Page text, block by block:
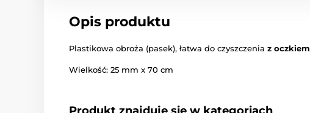
Opis produktu
Plastikowa obroża (pasek), łatwa do czyszczenia z oczkiem
Wielkość: 25 mm x 70 cm